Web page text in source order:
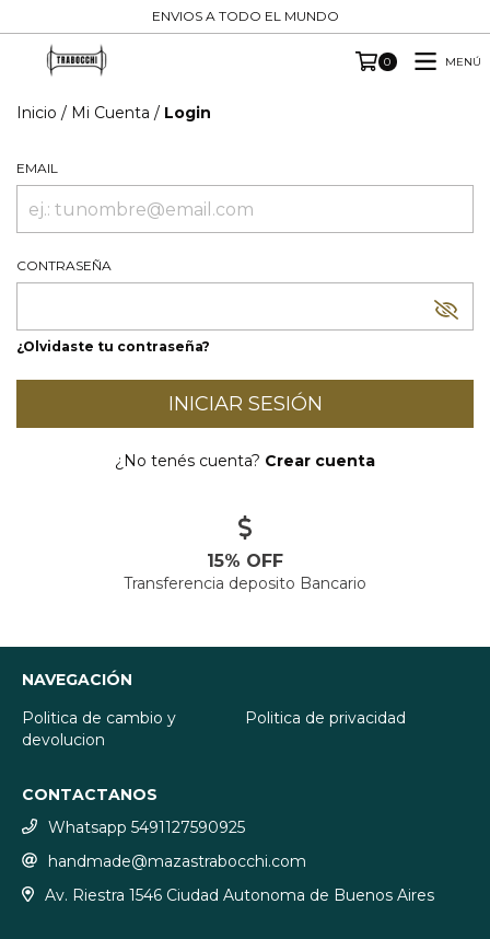
ENVIOS A TODO EL MUNDO
0 MENÚ
Inicio / Mi Cuenta / Login
EMAIL
CONTRASEÑA
¿Olvidaste tu contraseña?
¿No tenés cuenta? Crear cuenta
15% OFF
Transferencia deposito Bancario
NAVEGACIÓN
Politica de cambio y
devolucion
Politica de privacidad
CONTACTANOS
Whatsapp 5491127590925
handmade@mazastrabocchi.com
Av. Riestra 1546 Ciudad Autonoma de Buenos Aires